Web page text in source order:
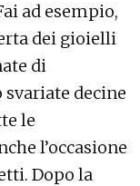
ad esempio,
dei gioielli
di
decine
le
l’occasione
Dopo la